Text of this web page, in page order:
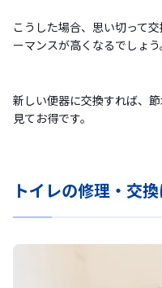
こうした場合、思い切って
ーマンスが高くなるでしょう
新しい便器に交換すれば、
見てお得です。
トイレの修理・交